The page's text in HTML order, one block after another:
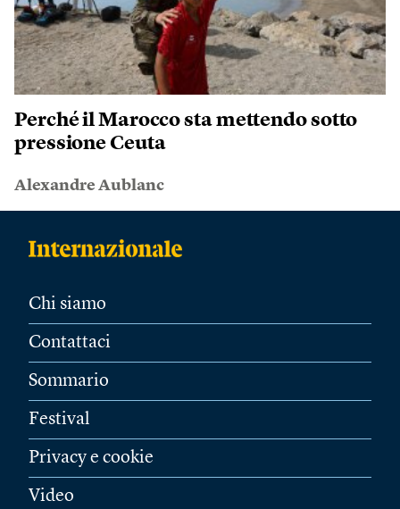
Perché il Marocco sta mettendo sotto
pressione Ceuta
Alexandre Aublanc
Chi siamo
Contattaci
Sommario
Festival
Privacy e cookie
Video